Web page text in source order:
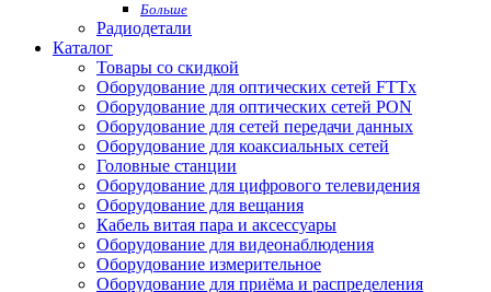
Больше
Радиодетали
Каталог
Товары со скидкой
Оборудование для оптических сетей FTTx
Оборудование для оптических сетей PON
Оборудование для сетей передачи данных
Оборудование для коаксиальных сетей
Головные станции
Оборудование для цифрового телевидения
Оборудование для вещания
Кабель витая пара и аксессуары
Оборудование для видеонаблюдения
Оборудование измерительное
Оборудование для приёма и распределения